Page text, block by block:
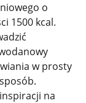
o
1500 kcal.
w prosty
na